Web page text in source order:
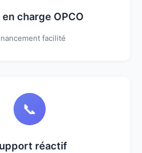
en charge OPCO
facilité
📞
réactif